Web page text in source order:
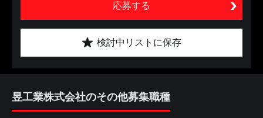
応募する
検討中リストに保存
昱工業株式会社のその他募集職種